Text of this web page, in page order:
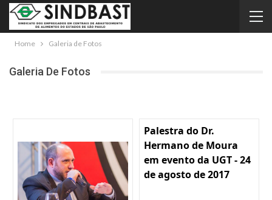
Home Galeria de Fotos
Galeria De Fotos
Palestra do Dr.
Hermano de Moura
em evento da UGT - 24
de agosto de 2017